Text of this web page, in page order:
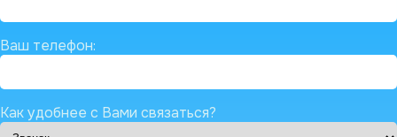
Ваш телефон:
Как удобнее с Вами связаться?